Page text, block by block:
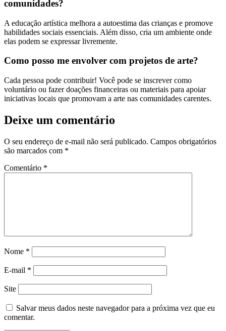
comunidades?
A educação artística melhora a autoestima das crianças e promove
habilidades sociais essenciais. Além disso, cria um ambiente onde
elas podem se expressar livremente.
Como posso me envolver com projetos de arte?
Cada pessoa pode contribuir! Você pode se inscrever como
voluntário ou fazer doações financeiras ou materiais para apoiar
iniciativas locais que promovam a arte nas comunidades carentes.
Deixe um comentário
O seu endereço de e-mail não será publicado. Campos obrigatórios
são marcados com *
Comentário *
Nome *
E-mail *
Site
Salvar meus dados neste navegador para a próxima vez que eu
comentar.